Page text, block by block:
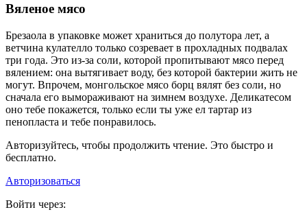
Вяленое мясо
Брезаола в упаковке может храниться до полутора лет, а
ветчина кулателло только созревает в прохладных подвалах
три года. Это из-за соли, которой пропитывают мясо перед
вялением: она вытягивает воду, без которой бактерии жить не
могут. Впрочем, монгольское мясо борц вялят без соли, но
сначала его вымораживают на зимнем воздухе. Деликатесом
оно тебе покажется, только если ты уже ел тартар из
пенопласта и тебе понравилось.
Авторизуйтесь, чтобы продолжить чтение. Это быстро и
бесплатно.
Авторизоваться
Войти через: